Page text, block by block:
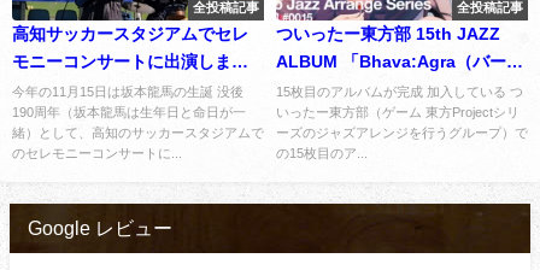
全投稿記事
高知サッカースタジアムでセレ
モニーコンサートに出演しまし
た
今年の11月15日は坂本龍馬の生誕 没後
190周年（坂本龍馬は生年日と命日が一
緒）として、高知のサッカースタジアムで
のセレモニーコンサートに...
全投稿記事
ついったー東方部 15th JAZZ
ALBUM 「Bhava:Agra（バーバ
アグラ）」リリース！
15枚目のアルバムが完成 加入している つ
いったー東方部（ゲーム 東方Projectシリ
ーズのジャズアレンジを行うグループ）で
の15枚目のア...
Google レビュー